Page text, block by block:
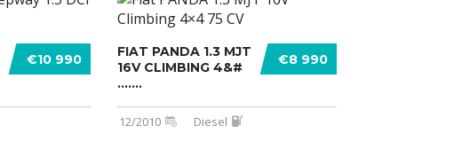
€10 990 €8 990
FIAT PANDA 1.3 MJT
16V CLIMBING 4&#
.......
12/2010 Diesel